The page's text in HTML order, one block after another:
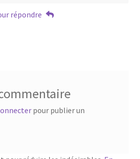
répondre
pour publier un